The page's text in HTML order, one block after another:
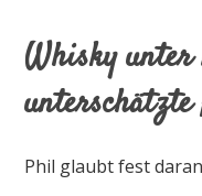
Whisky unter
unterschätzte
Phil glaubt fest